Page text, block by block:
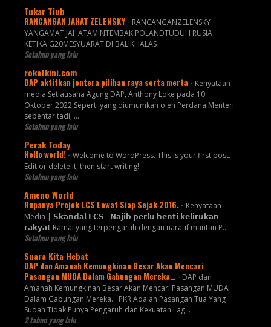
Tukar Tiub
RANCANGAN JAHAT ZELENSKY - RANCANGANZELENSKY
YANGAMAT JAHATAMINTEMBAK POLANDTUDUH RUSIA
KETIKA G20MESYUARAT DI BALIKHALAS
Setahun yang lalu
roketkini.com
DAP aktifkan jentera pilihan raya serta merta - Kenyataan
media Setiausaha Agung DAP, Anthony Loke pada 10
Oktober 2022 Seperti yang diumumkan oleh Perdana Menteri
sebentar tadi, …
Setahun yang lalu
Perak Today
Hello world! - Welcome to WordPress. This is your first post.
Edit or delete it, then start writing!
Setahun yang lalu
Ameno World
Rupanya Projek LCS Lewat Siap Sejak 2016. - Kenyataan
Media | 𝗦𝗸𝗮𝗻𝗱𝗮𝗹 𝗟𝗖𝗦 - 𝗡𝗮𝗷𝗶𝗯 𝗽𝗲𝗿𝗹𝘂 𝗵𝗲𝗻𝘁𝗶 𝗸𝗲𝗹𝗶𝗿𝘂𝗸𝗮𝗻
𝗿𝗮𝗸𝘆𝗮𝘁 Ramai yang terpengaruh dengan naratif mantan P...
Setahun yang lalu
Suara Kita Hebat
DAP dan Amanah Kemungkinan Besar Akan Mencari
Pasangan MUDA Dalam Gabungan Mereka… - DAP dan
Amanah Kemungkinan Besar Akan Mencari Pasangan MUDA
Dalam Gabungan Mereka… PKR Adalah Pasangan Tua Yang
Sudah Tidak Punya Pengaruh dan Kekuatan Lag...
2 tahun yang lalu